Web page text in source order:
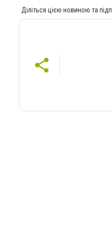
Діліться цією новиною та